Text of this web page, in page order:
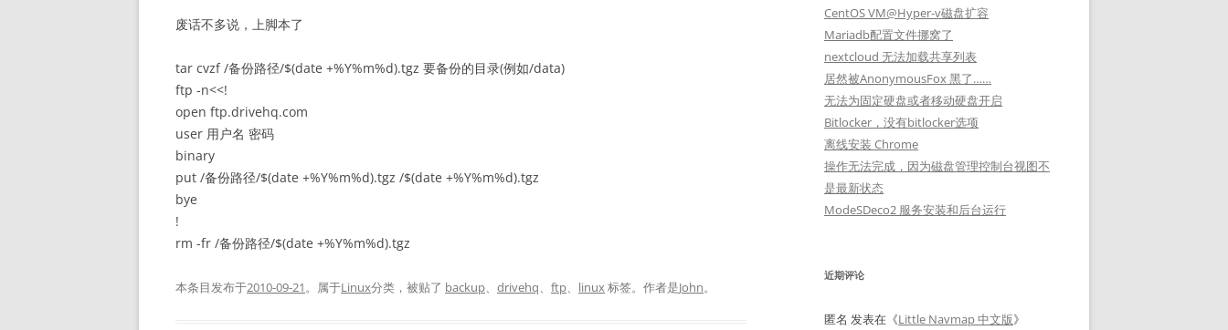
废话不多说，上脚本了
tar cvzf /备份路径/$(date +%Y%m%d).tgz 要备份的目录(例如/data)
ftp -n<<!
open ftp.drivehq.com
user 用户名 密码
binary
put /备份路径/$(date +%Y%m%d).tgz /$(date +%Y%m%d).tgz
bye
!
rm -fr /备份路径/$(date +%Y%m%d).tgz
本条目发布于2010-09-21。属于Linux分类，被贴了 backup、 drivehq、 ftp、 linux标签。 作者是John。
CentOS VM@Hyper-v磁盘扩容
Mariadb配置文件挪窝了
nextcloud 无法加载共享列表
居然被AnonymousFox 黑了……
无法为固定硬盘或者移动硬盘开启
Bitlocker，没有bitlocker选项
离线安装 Chrome
操作无法完成，因为磁盘管理控制台视图不
是最新状态
ModeSDeco2 服务安装和后台运行
近期评论
匿名 发表在《Little Navmap 中文版》